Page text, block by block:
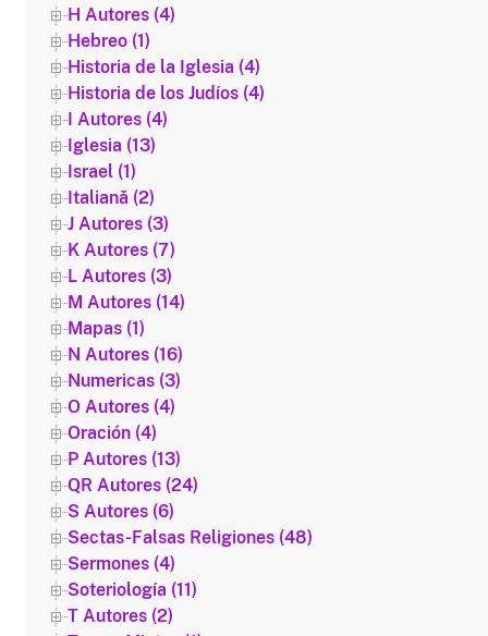
H Autores (4)
Hebreo (1)
Historia de la Iglesia (4)
Historia de los Judíos (4)
I Autores (4)
Iglesia (13)
Israel (1)
Italiană (2)
J Autores (3)
K Autores (7)
L Autores (3)
M Autores (14)
Mapas (1)
N Autores (16)
Numericas (3)
O Autores (4)
Oración (4)
P Autores (13)
QR Autores (24)
S Autores (6)
Sectas-Falsas Religiones (48)
Sermones (4)
Soteriología (11)
T Autores (2)